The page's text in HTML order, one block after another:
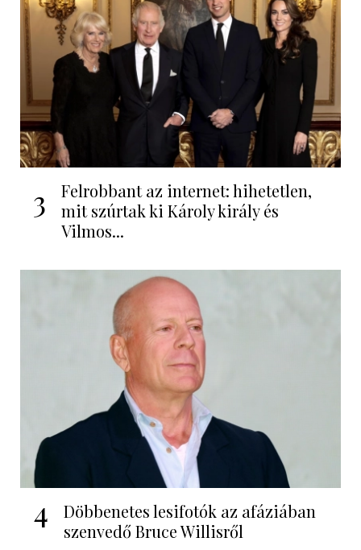
3
Felrobbant az internet: hihetetlen,
mit szúrtak ki Károly király és
Vilmos...
4
Döbbenetes lesifotók az afáziában
szenvedő Bruce Willisről